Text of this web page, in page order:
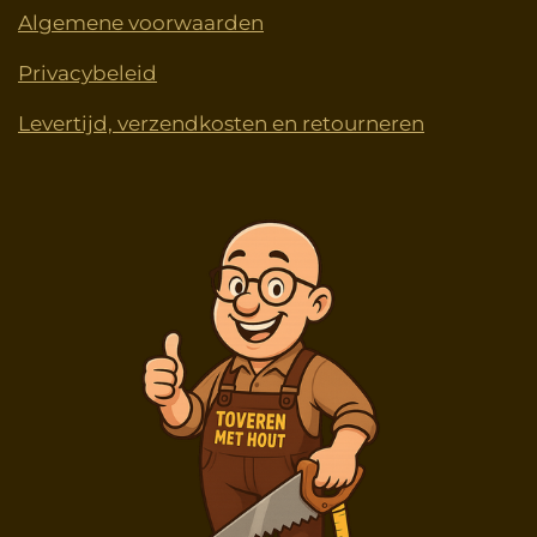
Algemene voorwaarden
Privacybeleid
Levertijd, verzendkosten en retourneren